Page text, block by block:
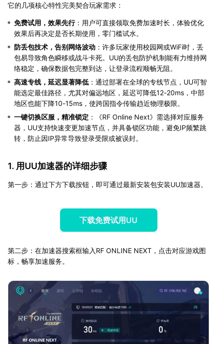
它的几项核心特性完美契合玩家需求：
免费试用，效果先行：用户可直接领取免费加速时长，体验优化
效果后再决定是否长期使用，零门槛试水。
防丢包技术，告别网络波动 ：许多玩家使用校园网或WiFi时，丢
包易导致角色瞬移或战斗卡死。UU的丢包防护机制能有力维持网
络稳定，确保数据包完整到达，让登录流程顺畅无阻。
高速专线，延迟显著降低 ：通过部署在全球的专线节点，UU可智
能选定最佳路径，尤其对偏远地区，延迟可降低12-20ms，中部
地区也能下降10-15ms，使跨国指令传输趋近物理极限。
一键切换区服，精准锁定 ：《RF Online Next》需选择对应服务
器，UU支持快速变更加速节点，并具备锁区功能，避免IP频繁跳
转，防止因IP异常导致登录受限或被误封。
1. 用UU加速器的详细步骤
第一步：通过下方下载按钮，即可通过最新安装包安装UU加速器。
下载免费试用UU
第二步：在加速器搜索框输入RF ONLINE NEXT，点击对应游戏图
标，畅享加速服务。